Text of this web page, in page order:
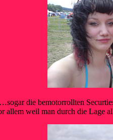
die bemotorrollten
weil man durch die Lage